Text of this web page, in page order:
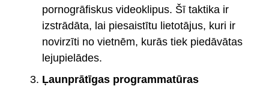
pornogrāfiskus videoklipus. Šī taktika ir
izstrādāta, lai piesaistītu lietotājus, kuri ir
novirzīti no vietnēm, kurās tiek piedāvātas
lejupielādes.
Ļaunprātīgas programmatūras